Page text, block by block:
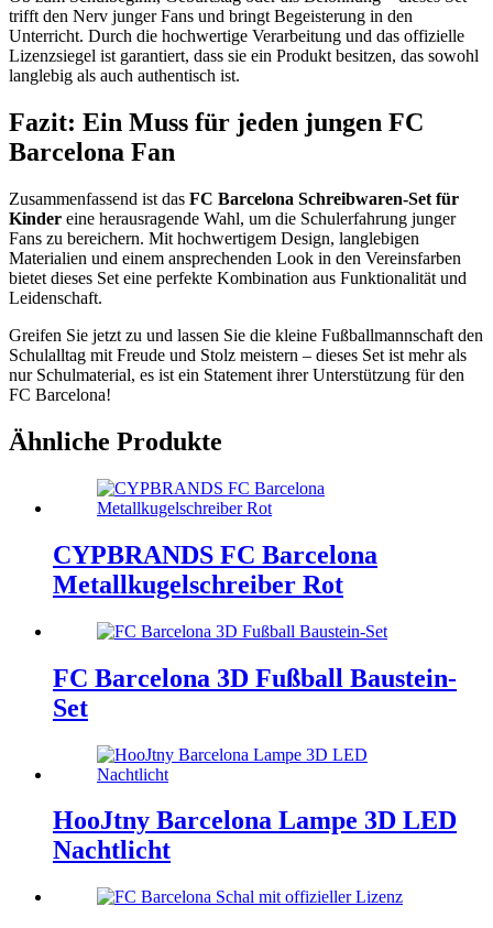
trifft den Nerv junger Fans und bringt Begeisterung in den
Unterricht. Durch die hochwertige Verarbeitung und das offizielle
Lizenzsiegel ist garantiert, dass sie ein Produkt besitzen, das sowohl
langlebig als auch authentisch ist.
Fazit: Ein Muss für jeden jungen FC
Barcelona Fan
Zusammenfassend ist das FC Barcelona Schreibwaren-Set für
Kinder eine herausragende Wahl, um die Schulerfahrung junger
Fans zu bereichern. Mit hochwertigem Design, langlebigen
Materialien und einem ansprechenden Look in den Vereinsfarben
bietet dieses Set eine perfekte Kombination aus Funktionalität und
Leidenschaft.
Greifen Sie jetzt zu und lassen Sie die kleine Fußballmannschaft den
Schulalltag mit Freude und Stolz meistern – dieses Set ist mehr als
nur Schulmaterial, es ist ein Statement ihrer Unterstützung für den
FC Barcelona!
Ähnliche Produkte
CYPBRANDS FC Barcelona
Metallkugelschreiber Rot
FC Barcelona 3D Fußball Baustein-
Set
HooJtny Barcelona Lampe 3D LED
Nachtlicht